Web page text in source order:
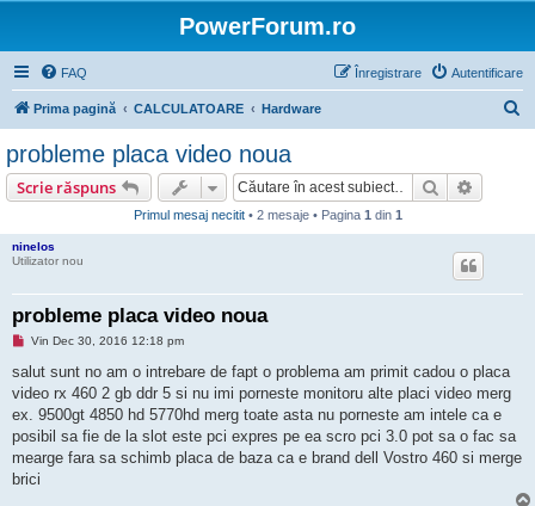
PowerForum.ro
FAQ Autentificare
Înregistrare
Prima pagină CALCULATOARE Hardware
probleme placa video noua
Scrie răspuns Căutare
Primul mesaj necitit• 2 mesaje • Pagina 1 din 1
ninelos
Utilizator nou
probleme placa video noua
M
s
j
n
c
i
i
Vin Dec 30, 2016 12:18 pm
salut sunt no am o intrebare de fapt o problema am primit cadou o placa
video rx 460 2 gb ddr 5 si nu imi porneste monitoru alte placi video merg
ex. 9500gt 4850 hd 5770hd merg toate asta nu porneste am intele ca e
posibil sa fie de la slot este pci expres pe ea scro pci 3.0 pot sa o fac sa
mearge fara sa schimb placa de baza ca e brand dell Vostro 460 si merge
brici